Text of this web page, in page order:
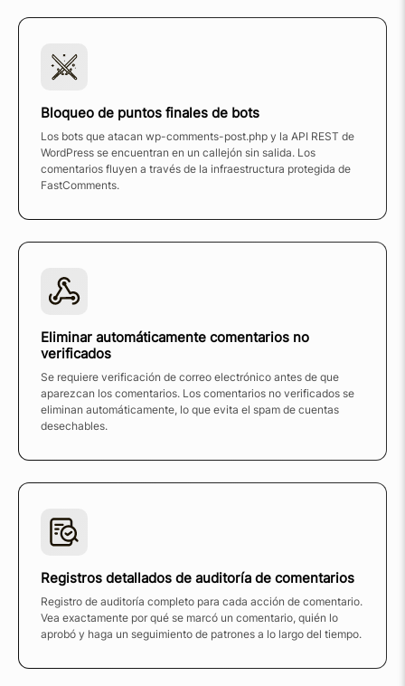
Bloqueo de puntos finales de bots
Los bots que atacan wp-comments-post.php y la API REST de
WordPress se encuentran en un callejón sin salida. Los
comentarios fluyen a través de la infraestructura protegida de
FastComments.
Eliminar automáticamente comentarios no
verificados
Se requiere verificación de correo electrónico antes de que
aparezcan los comentarios. Los comentarios no verificados se
eliminan automáticamente, lo que evita el spam de cuentas
desechables.
Registros detallados de auditoría de comentarios
Registro de auditoría completo para cada acción de comentario.
Vea exactamente por qué se marcó un comentario, quién lo
aprobó y haga un seguimiento de patrones a lo largo del tiempo.